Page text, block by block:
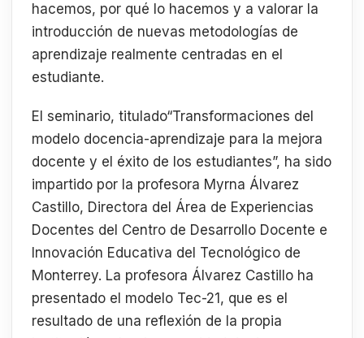
hacemos, por qué lo hacemos y a valorar la
introducción de nuevas metodologías de
aprendizaje realmente centradas en el
estudiante.
El seminario, titulado“Transformaciones del
modelo docencia-aprendizaje para la mejora
docente y el éxito de los estudiantes”, ha sido
impartido por la profesora Myrna Álvarez
Castillo, Directora del Área de Experiencias
Docentes del Centro de Desarrollo Docente e
Innovación Educativa del Tecnológico de
Monterrey. La profesora Álvarez Castillo ha
presentado el modelo Tec-21, que es el
resultado de una reflexión de la propia